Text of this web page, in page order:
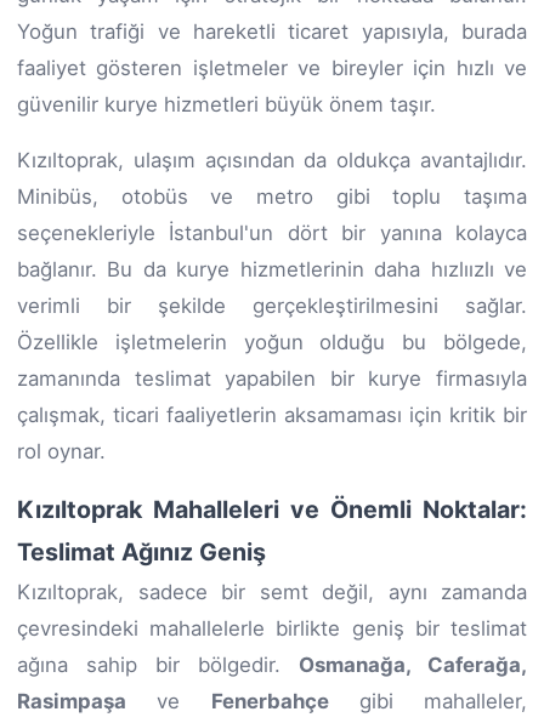
Yoğun trafiği ve hareketli ticaret yapısıyla, burada
faaliyet gösteren işletmeler ve bireyler için hızlı ve
güvenilir kurye hizmetleri büyük önem taşır.
Kızıltoprak, ulaşım açısından da oldukça avantajlıdır.
Minibüs, otobüs ve metro gibi toplu taşıma
seçenekleriyle İstanbul'un dört bir yanına kolayca
bağlanır. Bu da kurye hizmetlerinin daha hızlıızlı ve
verimli bir şekilde gerçekleştirilmesini sağlar.
Özellikle işletmelerin yoğun olduğu bu bölgede,
zamanında teslimat yapabilen bir kurye firmasıyla
çalışmak, ticari faaliyetlerin aksamaması için kritik bir
rol oynar.
Kızıltoprak Mahalleleri ve Önemli Noktalar:
Teslimat Ağınız Geniş
Kızıltoprak, sadece bir semt değil, aynı zamanda
çevresindeki mahallelerle birlikte geniş bir teslimat
ağına sahip bir bölgedir. Osmanağa, Caferağa,
Rasimpaşa ve Fenerbahçegibi mahalleler,